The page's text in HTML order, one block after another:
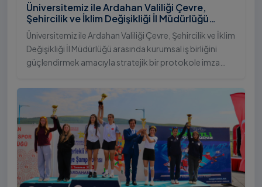
Üniversitemiz ile Ardahan Valiliği Çevre,
Şehircilik ve İklim Değişikliği İl Müdürlüğü
Arasında İş Birliği Protokolü İmzalandı
Üniversitemiz ile Ardahan Valiliği Çevre, Şehircilik ve İklim
Değişikliği İl Müdürlüğü arasında kurumsal iş birliğini
güçlendirmek amacıyla stratejik bir protokole imza